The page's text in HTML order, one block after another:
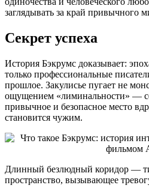
заглядывать за край привычного
Секрет успеха
История Бэкрумс доказывает:
только профессиональные
прошлое. Закулисье пугает не
ощущением «лиминальности» —
привычное и безопасное место
становится чужим.
Длинный безлюдный коридор —
пространство, вызывающее